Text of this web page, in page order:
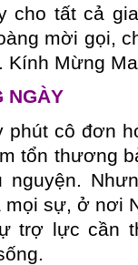
cho tất cả
mời gọi,
Kính Mừng
NGÀY
cô đơn
tổn thương
sự, ở nơi
trợ lực cần